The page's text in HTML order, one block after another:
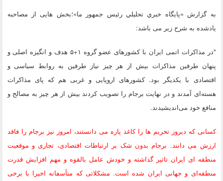
به گزارش «پايگاه خبري تحليلي رئيس جمهور ما»؛بخش هایی از مصاحبه
یادشده به شرح زیر می باشد:
"در مذاکرات اتمی ایران با کشورهای عضو گروه ۱+۵ هدف و انگیزه اصلی و
پنهان طرفین مذاکرات بیش از هر چیز نیاز طرفین به روابط سیاسی و
اقتصادی با یکدیگر بود. کشورهای اروپایی و غربی هم که پای مذاکرات
هسته‌ای آمدند و در نهایت برجام را تصویب کردند بیش از هر چیز به مصالح و
منافع خود می‌اندیشیدند.
کسانی که دیروز تحریم ها را کاغذ پاره می دانستند، امروز نیز برجام را فاقد
ارزش می دانند. برجام بدون شک بر ارتباطات اقتصادی، تجاری و موقعیت
منطقه ای ایران تاثیر گذاشته و خودش عامل بالقوه و مهم افزایش قدرت
منطقه‌ای و جهانی ایران شده است. مشکلاتی که متأسفانه اخیرا با برخی